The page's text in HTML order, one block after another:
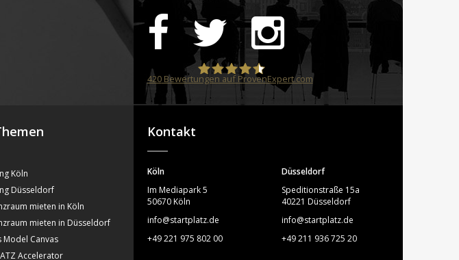
STARTPLATZ
420Bewertungen auf ProvenExpert.com
Köln
Düsseldorf
mieten in Köln
mieten in Düsseldorf
Model Canvas
Accelerator
Kontakt
Köln
Im Mediapark 5
50670 Köln
info@startplatz.de
+49 221 975 802 00
Düsseldorf
Speditionstraße 15a
40221 Düsseldorf
info@startplatz.de
+49 211 936 725 20